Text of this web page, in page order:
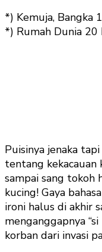
*) Kemuja, Bangka
*) Rumah Dunia
Puisinya jenaka
tentang kekacauan
sampai sang tokoh
kucing! Gaya
ironi halus di akhir
menganggapnya
korban dari invasi